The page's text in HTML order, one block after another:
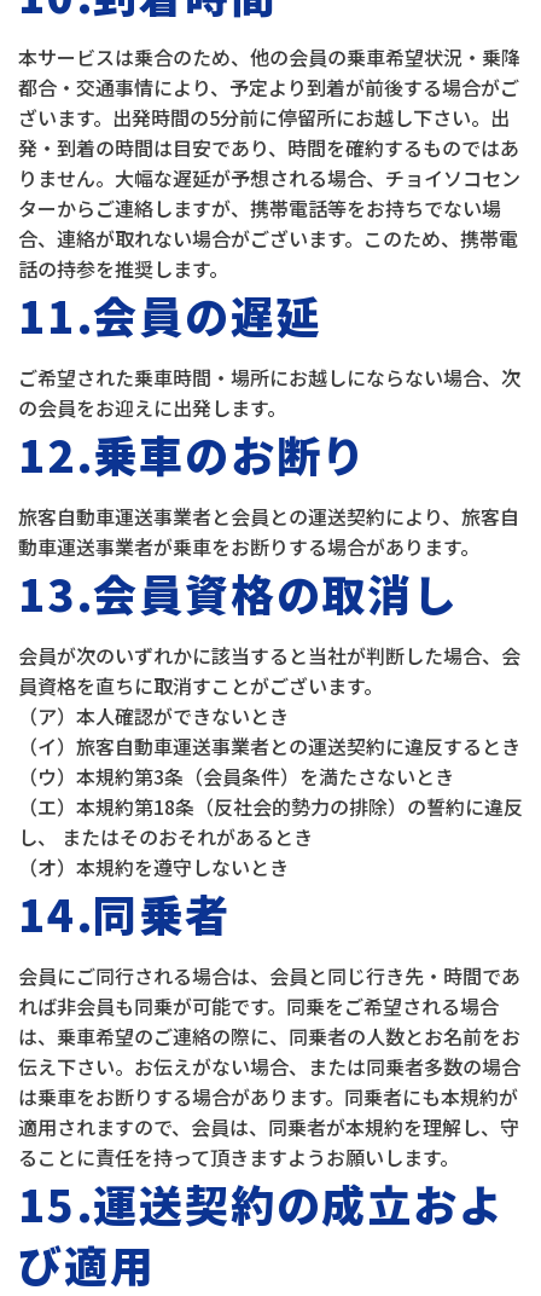
本サービスは乗合のため、他の会員の乗車希望状況・乗降
都合・交通事情により、予定より到着が前後する場合がご
ざいます。出発時間の5分前に停留所にお越し下さい。出
発・到着の時間は目安であり、時間を確約するものではあ
りません。大幅な遅延が予想される場合、チョイソコセン
ターからご連絡しますが、携帯電話等をお持ちでない場
合、連絡が取れない場合がございます。このため、携帯電
話の持参を推奨します。
11.会員の遅延
ご希望された乗車時間・場所にお越しにならない場合、次
の会員をお迎えに出発します。
12.乗車のお断り
旅客自動車運送事業者と会員との運送契約により、旅客自
動車運送事業者が乗車をお断りする場合があります。
13.会員資格の取消し
会員が次のいずれかに該当すると当社が判断した場合、会
員資格を直ちに取消すことがございます。
（ア）本人確認ができないとき
（イ）旅客自動車運送事業者との運送契約に違反するとき
（ウ）本規約第3条（会員条件）を満たさないとき
（エ）本規約第18条（反社会的勢力の排除）の誓約に違反
し、 またはそのおそれがあるとき
（オ）本規約を遵守しないとき
14.同乗者
会員にご同行される場合は、会員と同じ行き先・時間であ
れば非会員も同乗が可能です。同乗をご希望される場合
は、乗車希望のご連絡の際に、同乗者の人数とお名前をお
伝え下さい。お伝えがない場合、または同乗者多数の場合
は乗車をお断りする場合があります。同乗者にも本規約が
適用されますので、会員は、同乗者が本規約を理解し、守
ることに責任を持って頂きますようお願いします。
15.運送契約の成立およ
び適用